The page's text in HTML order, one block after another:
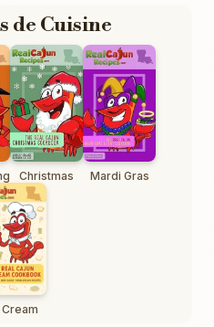
de Cuisine
Christmas Mardi Gras